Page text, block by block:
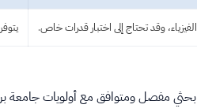
وقد تحتاج إلى اختبار قدرات خاص.
مفصل ومتوافق مع أولويات جامعة